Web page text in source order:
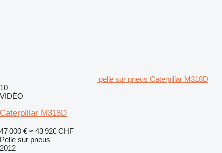
pelle sur pneus Caterpillar M318D
10
VIDÉO
Caterpillar M318D
47 000 € ≈ 43 920 CHF
Pelle sur pneus
2012